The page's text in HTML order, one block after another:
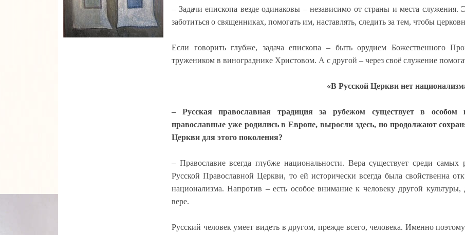
– Задачи епископа везде одинаковы – независимо от страны и места
заботиться о священниках, помогать им, наставлять, следить за тем, чтобы
Если говорить глубже, задача епископа – быть орудием Божественного
тружеником в винограднике Христовом. А с другой – через своё служение
«В Русской Церкви нет
– Русская православная традиция за рубежом существует в особом
православные уже родились в Европе, выросли здесь, но продолжают
Церкви для этого поколения?
– Православие всегда глубже национальности. Вера существует среди самых
Русской Православной Церкви, то ей исторически всегда была свойственна
национализма. Напротив – есть особое внимание к человеку другой
вере.
Русский человек умеет видеть в другом, прежде всего, человека. Именно